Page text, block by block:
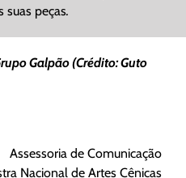
suas peças.
Galpão (Crédito: Guto
Assessoria de Comunicação
Nacional de Artes Cênicas